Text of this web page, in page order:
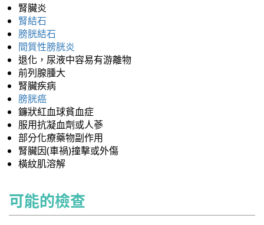
腎臟炎
腎結石
膀胱結石
間質性膀胱炎
退化，尿液中容易有游離物
前列腺腫大
腎臟疾病
膀胱癌
鐮狀紅血球貧血症
服用抗凝血劑或人蔘
部分化療藥物副作用
腎臟因(車禍)撞擊或外傷
橫紋肌溶解
可能的檢查